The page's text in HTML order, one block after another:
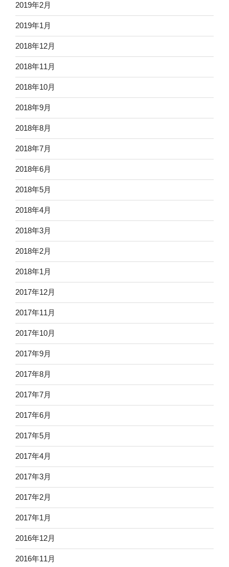
2019年2月
2019年1月
2018年12月
2018年11月
2018年10月
2018年9月
2018年8月
2018年7月
2018年6月
2018年5月
2018年4月
2018年3月
2018年2月
2018年1月
2017年12月
2017年11月
2017年10月
2017年9月
2017年8月
2017年7月
2017年6月
2017年5月
2017年4月
2017年3月
2017年2月
2017年1月
2016年12月
2016年11月